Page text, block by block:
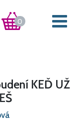
0
KEĎ UŽ